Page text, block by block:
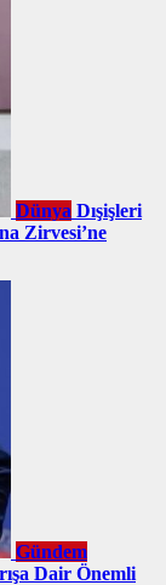
Dünya Dışişleri
Zirvesi’ne
Gündem
Dair Önemli